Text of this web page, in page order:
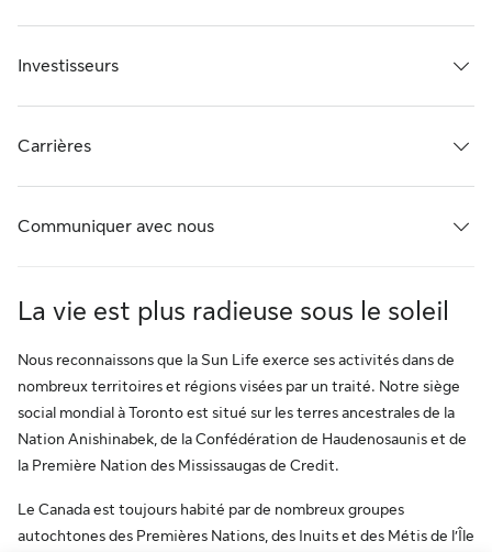
Investisseurs
Carrières
Communiquer avec nous
La vie est plus radieuse sous le soleil
Nous reconnaissons que la Sun Life exerce ses activités dans de
nombreux territoires et régions visées par un traité. Notre siège
social mondial à Toronto est situé sur les terres ancestrales de la
Nation Anishinabek, de la Confédération de Haudenosaunis et de
la Première Nation des Mississaugas de Credit.
Le Canada est toujours habité par de nombreux groupes
autochtones des Premières Nations, des Inuits et des Métis de l’Île